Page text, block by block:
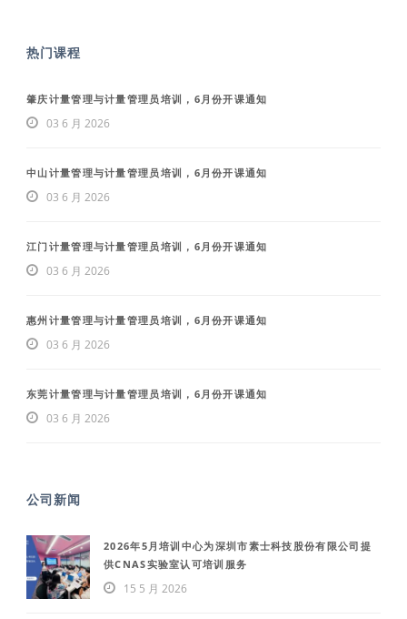
热门课程
肇庆计量管理与计量管理员培训，6月份开课通知
03 6 月 2026
中山计量管理与计量管理员培训，6月份开课通知
03 6 月 2026
江门计量管理与计量管理员培训，6月份开课通知
03 6 月 2026
惠州计量管理与计量管理员培训，6月份开课通知
03 6 月 2026
东莞计量管理与计量管理员培训，6月份开课通知
03 6 月 2026
公司新闻
2026年5月培训中心为深圳市素士科技股份有限公司提
供CNAS实验室认可培训服务
15 5 月 2026